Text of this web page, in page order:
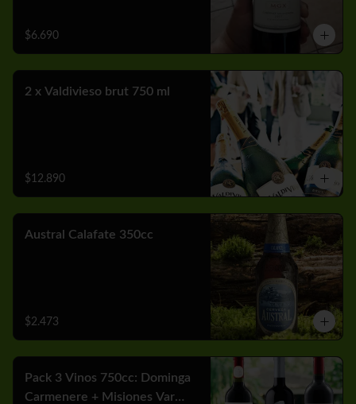
$6.690
2 x Valdivieso brut 750 ml
$12.890
Austral Calafate 350cc
$2.473
Pack 3 Vinos 750cc: Dominga
Carmenere + Misiones Var